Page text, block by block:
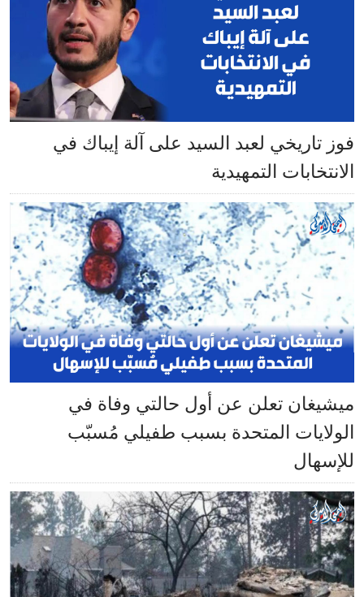
فوز تاريخي لعبد السيد على آلة إيباك في
الانتخابات التمهيدية
ميشيغان تعلن عن أول حالتي وفاة في
الولايات المتحدة بسبب طفيلي مُسبّب
للإسهال